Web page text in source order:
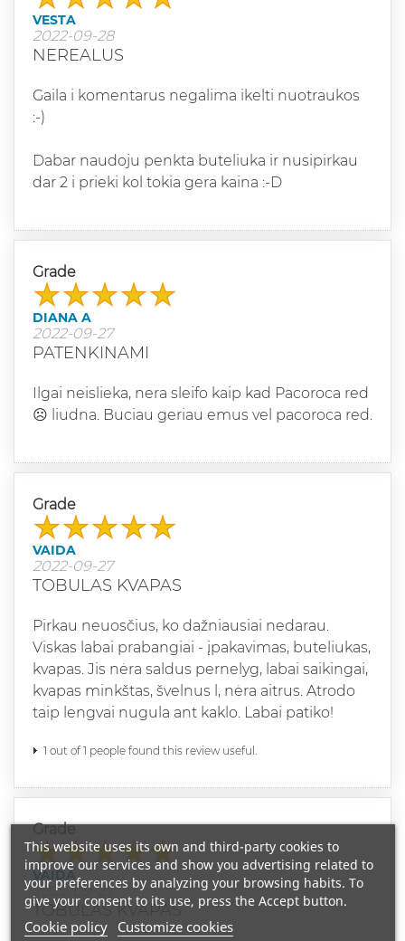
VESTA
2022-09-28
NEREALUS
Gaila i komentarus negalima ikelti nuotraukos
:-)
Dabar naudoju penkta buteliuka ir nusipirkau
dar 2 i prieki kol tokia gera kaina :-D
Grade
DIANA A
2022-09-27
PATENKINAMI
Ilgai neislieka, nera sleifo kaip kad Pacoroca red
☹️ liudna. Buciau geriau emus vel pacoroca red.
Grade
VAIDA
2022-09-27
TOBULAS KVAPAS
Pirkau neuosčius, ko dažniausiai nedarau.
Viskas labai prabangiai - įpakavimas, buteliukas,
kvapas. Jis nėra saldus pernelyg, labai saikingai,
kvapas minkštas, švelnus l, nėra aitrus. Atrodo
taip lengvai nugula ant kaklo. Labai patiko!
1 out of 1 people found this review useful.
Grade
VAIDA
2022-09-27
TOBULAS KVAPAS
This website uses its own and third-party cookies to
improve our services and show you advertising related to
your preferences by analyzing your browsing habits. To
give your consent to its use, press the Accept button.
Cookie policy Customize cookies